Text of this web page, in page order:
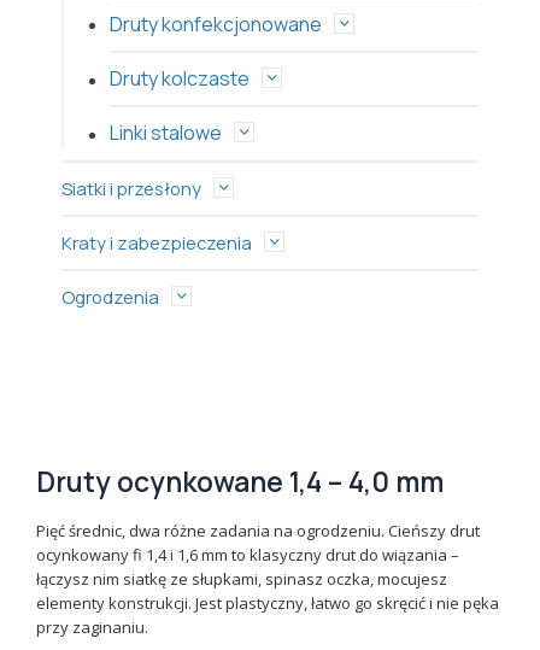
Druty konfekcjonowane
Druty kolczaste
Linki stalowe
Siatki i przesłony
Kraty i zabezpieczenia
Ogrodzenia
Druty ocynkowane 1,4 – 4,0 mm
Pięć średnic, dwa różne zadania na ogrodzeniu. Cieńszy drut
ocynkowany fi 1,4 i 1,6 mm to klasyczny drut do wiązania –
łączysz nim siatkę ze słupkami, spinasz oczka, mocujesz
elementy konstrukcji. Jest plastyczny, łatwo go skręcić i nie pęka
przy zaginaniu.